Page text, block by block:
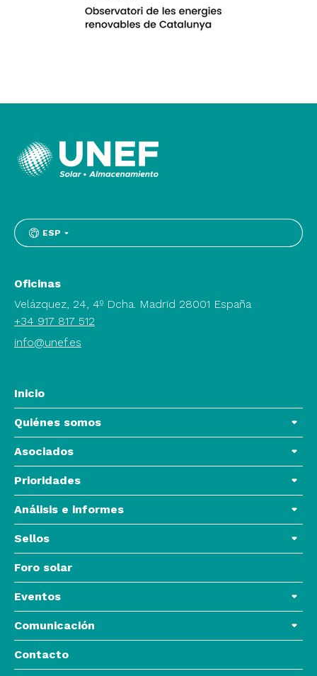
ESP
Oficinas
Velázquez, 24, 4º Dcha. Madrid 28001 España
+34 917 817 512
info@unef.es
Inicio
Quiénes somos
Asociados
Prioridades
Análisis e informes
Sellos
Foro solar
Eventos
Comunicación
Contacto